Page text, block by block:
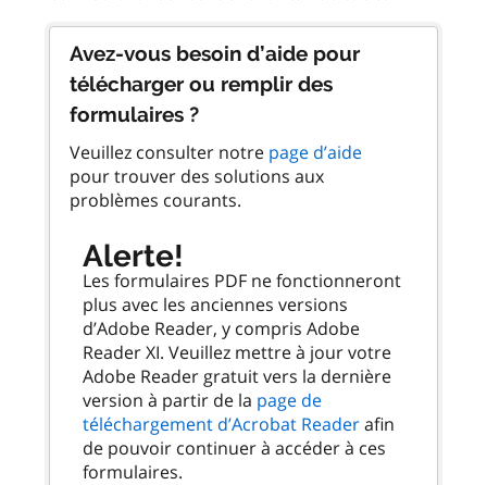
Avez-vous besoin d’aide pour
télécharger ou remplir des
formulaires ?
Veuillez consulter notre page d’aide
pour trouver des solutions aux
problèmes courants.
Alerte!
Les formulaires PDF ne fonctionneront
plus avec les anciennes versions
d’Adobe Reader, y compris Adobe
Reader XI. Veuillez mettre à jour votre
Adobe Reader gratuit vers la dernière
version à partir de la page de
téléchargement d’Acrobat Readerafin
de pouvoir continuer à accéder à ces
formulaires.